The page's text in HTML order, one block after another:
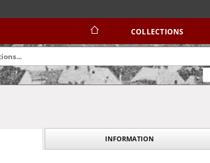
COLLECTIONS
INFORMATION